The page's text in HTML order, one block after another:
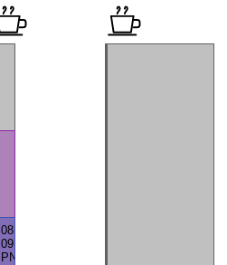
08:30
09:30
PN